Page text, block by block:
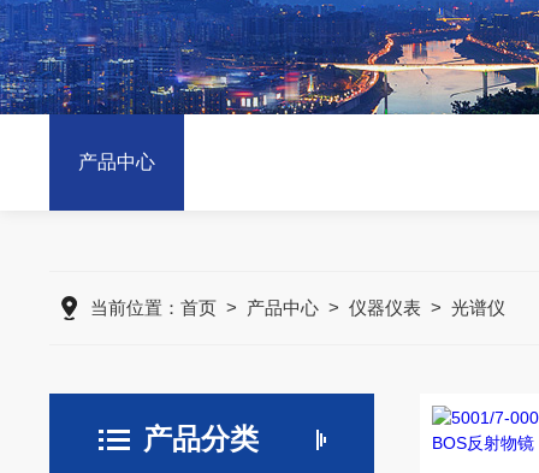
产品中心
当前位置： 首页> 产品中心> 仪器仪表> 光谱仪
产品分类